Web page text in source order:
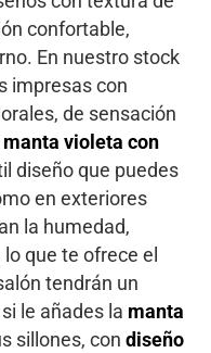
confortable,
En nuestro stock
impresas con
de sensación
manta violeta con
diseño que puedes
en exteriores
la humedad,
que te ofrece el
tendrán un
le añades la manta
sillones, con diseño